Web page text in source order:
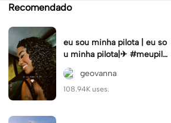
Recomendado
eu sou minha pilota | eu so
u minha pilota|✈ #meupilot
o #tipografia #viral
geovanna
108.94K uses.